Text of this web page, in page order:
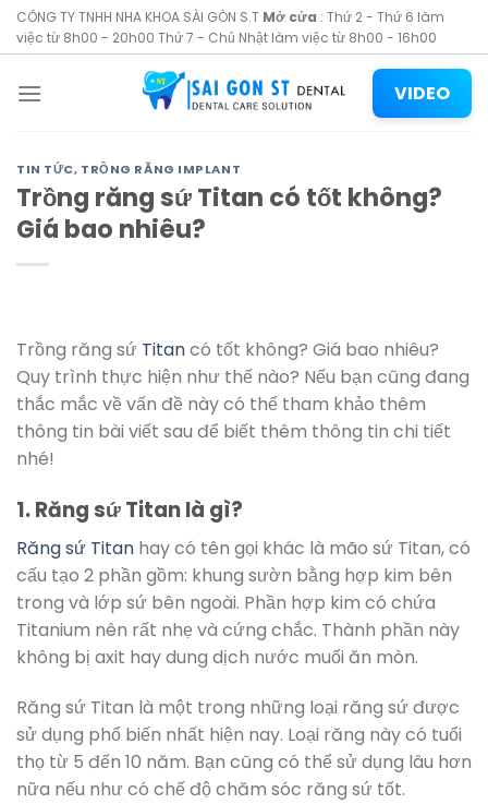
Skip
to
CÔNG TY TNHH NHA KHOA SÀI GÒN S.T Mở cửa : Thứ 2 - Thứ 6 làm
việc từ 8h00 - 20h00 Thứ 7 - Chủ Nhật làm việc từ 8h00 - 16h00
VIDEO
TIN TỨC, TRỒNG RĂNG IMPLANT
Trồng răng sứ Titan có tốt không?
Giá bao nhiêu?
Trồng răng sứ Titancó tốt không? Giá bao nhiêu?
Quy trình thực hiện như thế nào? Nếu bạn cũng đang
thắc mắc về vấn đề này có thể tham khảo thêm
thông tin bài viết sau để biết thêm thông tin chi tiết
nhé!
1. Răng sứ Titan là gì?
Răng sứ Titan hay có tên gọi khác là mão sứ Titan, có
cấu tạo 2 phần gồm: khung sườn bằng hợp kim bên
trong và lớp sứ bên ngoài. Phần hợp kim có chứa
Titanium nên rất nhẹ và cứng chắc. Thành phần này
không bị axit hay dung dịch nước muối ăn mòn.
Răng sứ Titan là một trong những loại răng sứ được
sử dụng phổ biến nhất hiện nay. Loại răng này có tuổi
thọ từ 5 đến 10 năm. Bạn cũng có thể sử dụng lâu hơn
nữa nếu như có chế độ chăm sóc răng sứ tốt.